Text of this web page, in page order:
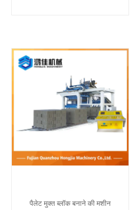
पैलेट मुक्त ब्लॉक बनाने की मशीन